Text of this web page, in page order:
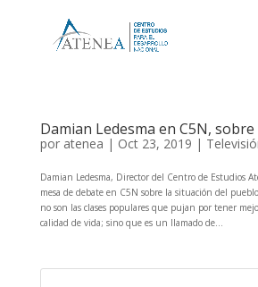
Damian Ledesma en C5N,
por atenea | Oct 23, 2019 |
Damian Ledesma, Director del Centro de Estudios
mesa de debate en C5N sobre la situación del
no son las clases populares que pujan por tener
calidad de vida; sino que es un llamado de...